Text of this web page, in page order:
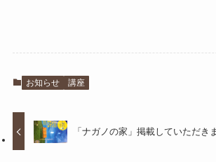
お知らせ 講座
「ナガノの家」掲載していただき